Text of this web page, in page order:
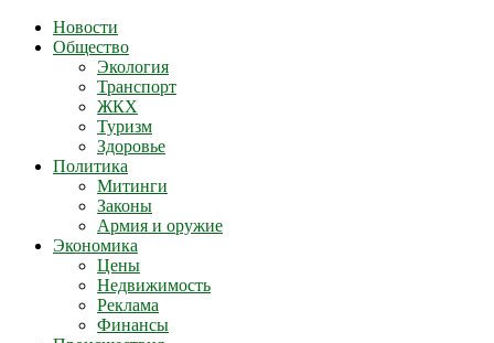
Новости
Общество
Экология
Транспорт
ЖКХ
Туризм
Здоровье
Политика
Митинги
Законы
Армия и оружие
Экономика
Цены
Недвижимость
Реклама
Финансы